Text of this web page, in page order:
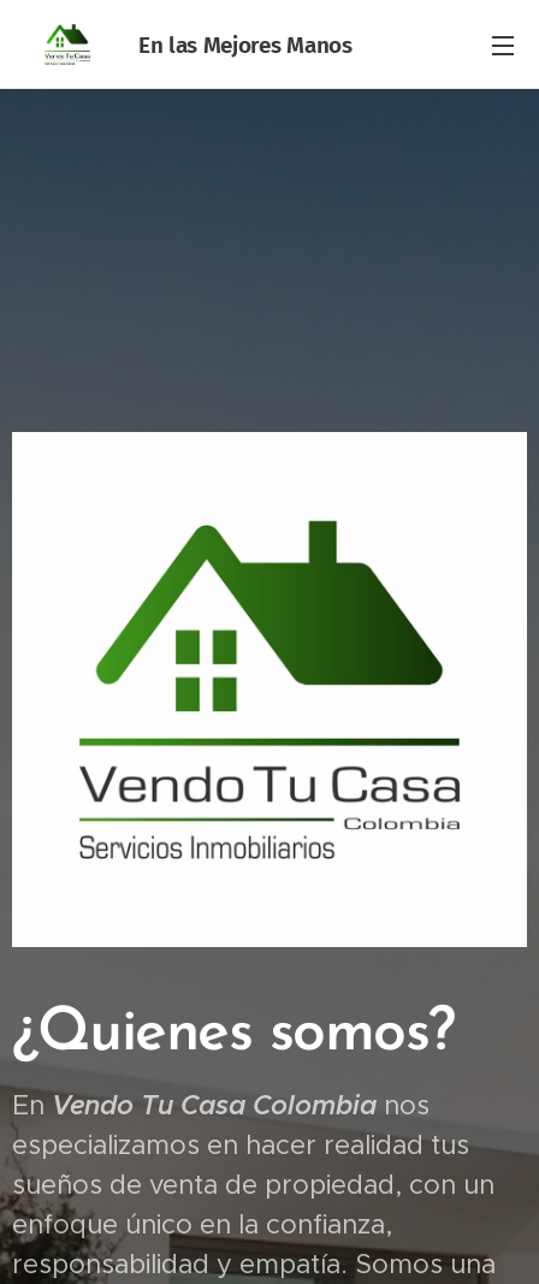
En las Mejores Manos
¿Quienes somos?
En Vendo Tu Casa Colombia nos
especializamos en hacer realidad tus
sueños de venta de propiedad, con un
enfoque único en la confianza,
responsabilidad y empatía. Somos una